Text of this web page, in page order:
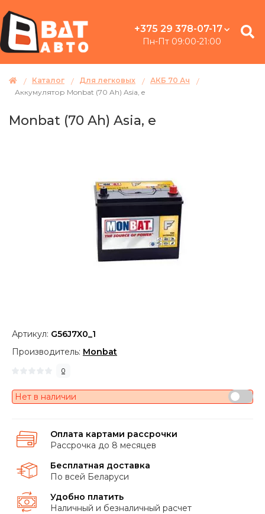
+375 29 378-07-17
Пн-Пт 09:00-21:00
Каталог Для легковых
АКБ 70 Ач
Аккумулятор Monbat (70 Ah) Asia, e
Monbat (70 Ah) Asia, e
Артикул: G56J7X0_1
Производитель: Monbat
0
Нет в наличии
Оплата картами рассрочки
Рассрочка до 8 месяцев
Бесплатная доставка
По всей Беларуси
Удобно платить
Наличный и безналичный расчет